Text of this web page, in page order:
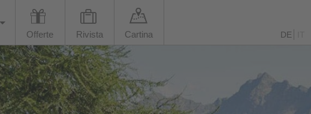
Offerte Rivista Cartina DE